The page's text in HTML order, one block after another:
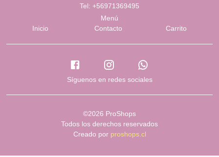
Tel: +56971369495
Menú
Inicio
Contacto Carrito
Síguenos en redes sociales
©2026 ProShops
Todos los derechos reservados
Creado por proshops.cl